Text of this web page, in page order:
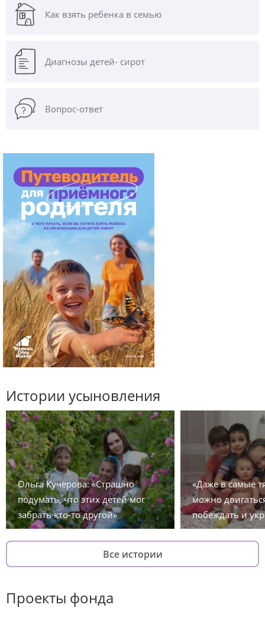
Как взять ребенка в семью
Диагнозы детей- сирот
Вопрос-ответ
Истории усыновления
Ольга Кучерова: «Страшно
подумать, что этих детей мог
забрать кто-то другой»
«Даже в самые
можно
побеждать и
Все истории
Проекты фонда